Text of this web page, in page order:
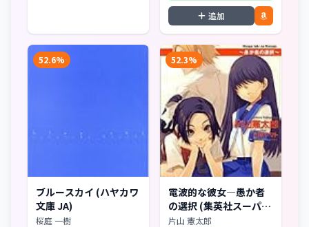
追加
52.6%
ブルースカイ (ハヤカワ
文庫 JA)
桜庭 一樹
52.3%
電波的な彼女―愚か者
の選択 (集英社スーパー
ダッシュ文庫)
片山 憲太郎